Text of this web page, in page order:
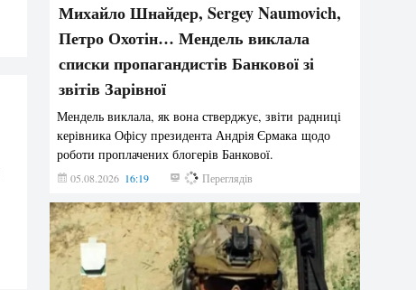
Михайло Шнайдер, Sergey Naumovich,
Петро Охотін… Мендель виклала
списки пропагандистів Банкової зі
звітів Зарівної
Мендель виклала, як вона стверджує, звіти радниці
керівника Офісу президента Андрія Єрмака щодо
роботи проплачених блогерів Банкової.
05.08.2026 16:19 219 Переглядів